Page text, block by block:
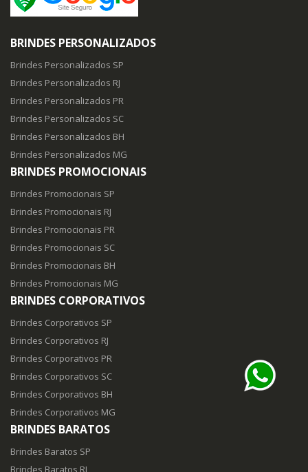
BRINDES PERSONALIZADOS
Brindes Personalizados SP
Brindes Personalizados RJ
Brindes Personalizados PR
Brindes Personalizados SC
Brindes Personalizados BH
Brindes Personalizados MG
BRINDES PROMOCIONAIS
Brindes Promocionais SP
Brindes Promocionais RJ
Brindes Promocionais PR
Brindes Promocionais SC
Brindes Promocionais BH
Brindes Promocionais MG
BRINDES CORPORATIVOS
Brindes Corporativos SP
Brindes Corporativos RJ
Brindes Corporativos PR
Brindes Corporativos SC
Brindes Corporativos BH
Brindes Corporativos MG
BRINDES BARATOS
Brindes Baratos SP
Brindes Baratos RJ